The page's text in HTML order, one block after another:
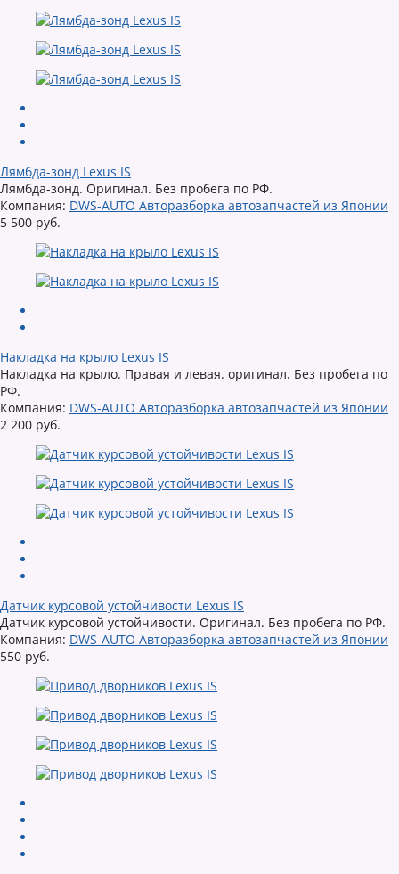
Лямбда-зонд Lexus IS
Лямбда-зонд. Оригинал. Без пробега по РФ.
Компания: DWS-AUTO Авторазборка автозапчастей из Японии
5 500 руб.
Накладка на крыло Lexus IS
Накладка на крыло. Правая и левая. оригинал. Без пробега по
РФ.
Компания: DWS-AUTO Авторазборка автозапчастей из Японии
2 200 руб.
Датчик курсовой устойчивости Lexus IS
Датчик курсовой устойчивости. Оригинал. Без пробега по РФ.
Компания: DWS-AUTO Авторазборка автозапчастей из Японии
550 руб.